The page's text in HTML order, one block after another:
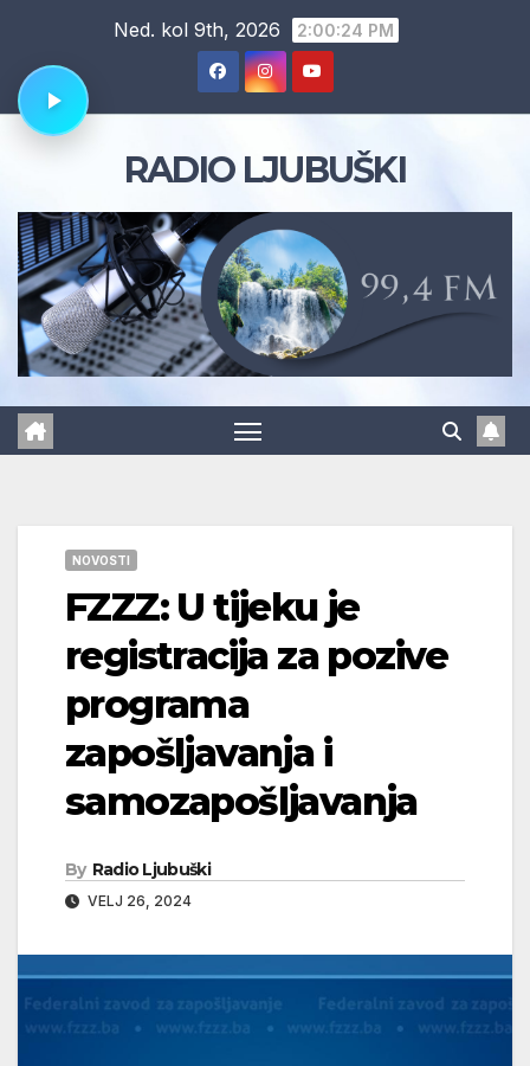
content
Ned. kol 9th, 2026 2:00:25 PM
RADIO LJUBUŠKI
NOVOSTI
FZZZ: U tijeku je
registracija za pozive
programa
zapošljavanja i
samozapošljavanja
By Radio Ljubuški
VELJ 26, 2024